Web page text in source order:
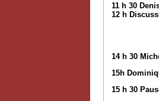
11 h 30
12 h
14 h 30
15h
15 h 30